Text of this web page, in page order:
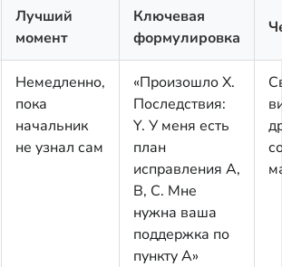
Лучший
момент
Ключевая
формулировка
Немедленно,
пока
начальник
не узнал сам
«Произошло X.
Последствия:
Y. У меня есть
план
исправления A,
B, C. Мне
нужна ваша
поддержка по
пункту A»